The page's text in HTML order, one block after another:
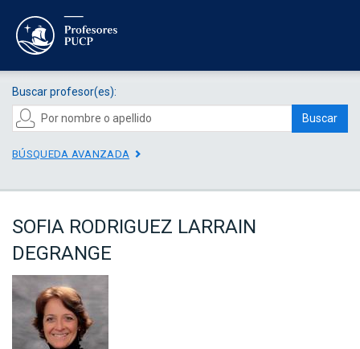
Buscar profesor(es):
Buscar
BÚSQUEDA AVANZADA
SOFIA RODRIGUEZ LARRAIN
DEGRANGE